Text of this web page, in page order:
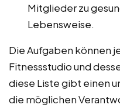
Mitglieder zu
Lebensweise.
Die Aufgaben können
Fitnessstudio und
diese Liste gibt einen
die möglichen